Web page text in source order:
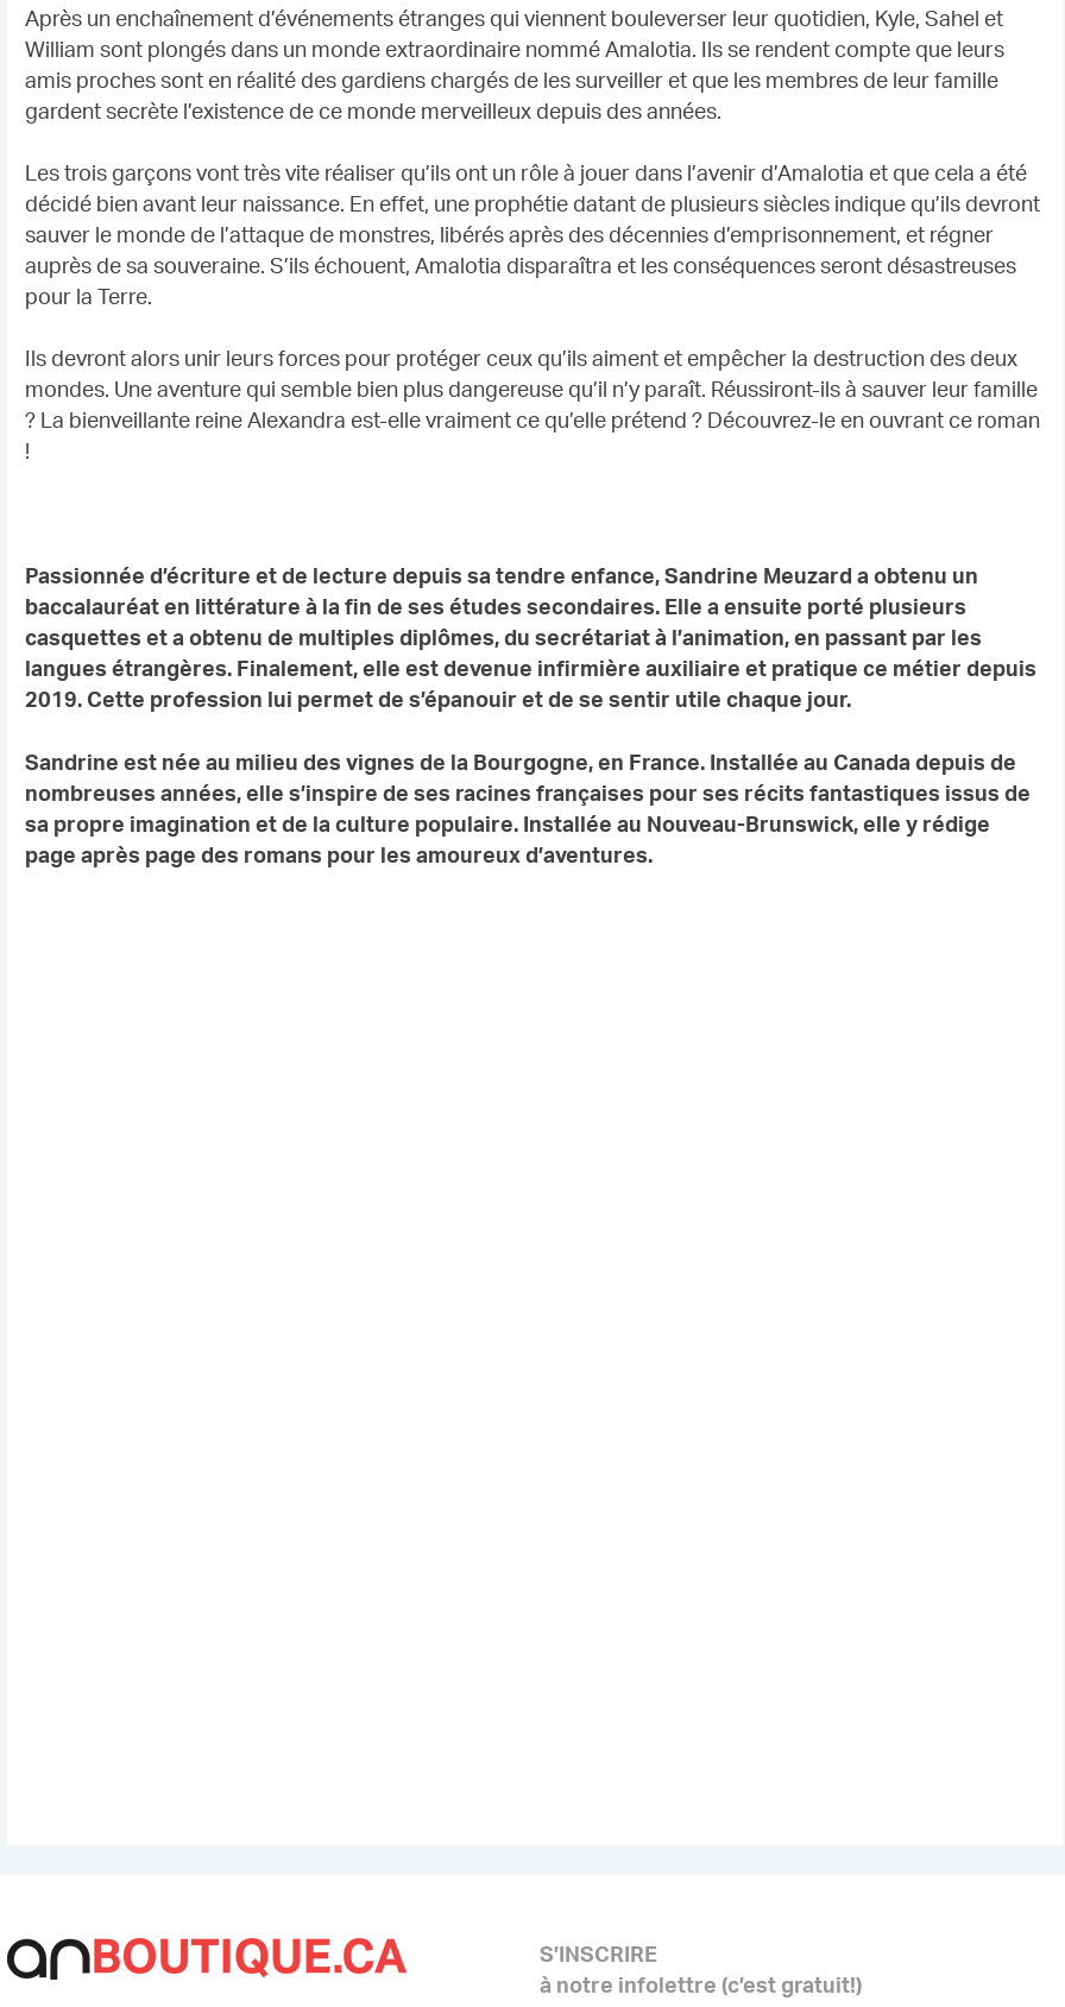
Après un enchaînement d’événements étranges qui viennent bouleverser leur quotidien, Kyle, Sahel et
William sont plongés dans un monde extraordinaire nommé Amalotia. Ils se rendent compte que leurs
amis proches sont en réalité des gardiens chargés de les surveiller et que les membres de leur famille
gardent secrète l’existence de ce monde merveilleux depuis des années.
Les trois garçons vont très vite réaliser qu’ils ont un rôle à jouer dans l’avenir d’Amalotia et que cela a été
décidé bien avant leur naissance. En effet, une prophétie datant de plusieurs siècles indique qu’ils devront
sauver le monde de l’attaque de monstres, libérés après des décennies d’emprisonnement, et régner
auprès de sa souveraine. S’ils échouent, Amalotia disparaîtra et les conséquences seront désastreuses
pour la Terre.
Ils devront alors unir leurs forces pour protéger ceux qu’ils aiment et empêcher la destruction des deux
mondes. Une aventure qui semble bien plus dangereuse qu’il n’y paraît. Réussiront-ils à sauver leur famille
? La bienveillante reine Alexandra est-elle vraiment ce qu’elle prétend ? Découvrez-le en ouvrant ce roman
!
Passionnée d’écriture et de lecture depuis sa tendre enfance, Sandrine Meuzard a obtenu un
baccalauréat en littérature à la fin de ses études secondaires. Elle a ensuite porté plusieurs
casquettes et a obtenu de multiples diplômes, du secrétariat à l’animation, en passant par les
langues étrangères. Finalement, elle est devenue infirmière auxiliaire et pratique ce métier depuis
2019. Cette profession lui permet de s’épanouir et de se sentir utile chaque jour.
Sandrine est née au milieu des vignes de la Bourgogne, en France. Installée au Canada depuis de
nombreuses années, elle s’inspire de ses racines françaises pour ses récits fantastiques issus de
sa propre imagination et de la culture populaire. Installée au Nouveau-Brunswick, elle y rédige
page après page des romans pour les amoureux d’aventures.
S’INSCRIRE
à notre infolettre (c’est gratuit!)